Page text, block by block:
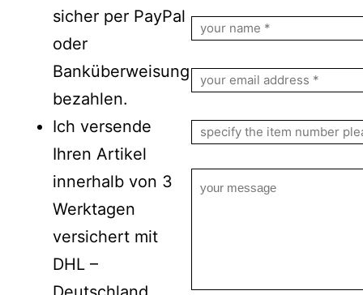
sicher per PayPal
oder
Banküberweisung
bezahlen.
Ich versende
Ihren Artikel
innerhalb von 3
Werktagen
versichert mit
DHL –